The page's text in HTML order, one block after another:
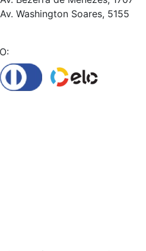
Av. Washington Soares, 5155